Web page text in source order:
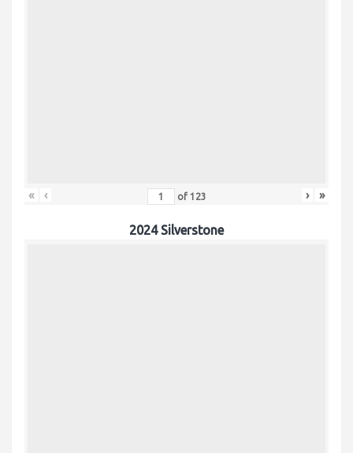
« ‹ of 123 › »
2024 Silverstone